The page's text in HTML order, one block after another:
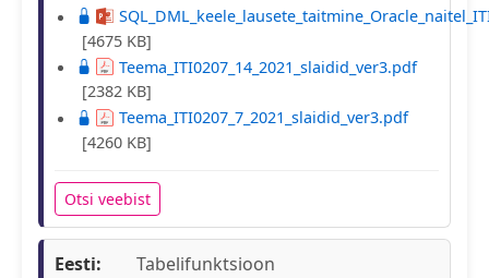
[4675 KB]
Teema_ITI0207_14_2021_slaidid_ver3.pdf
[2382 KB]
Teema_ITI0207_7_2021_slaidid_ver3.pdf
[4260 KB]
Otsi veebist
Eesti:
Tabelifunktsioon